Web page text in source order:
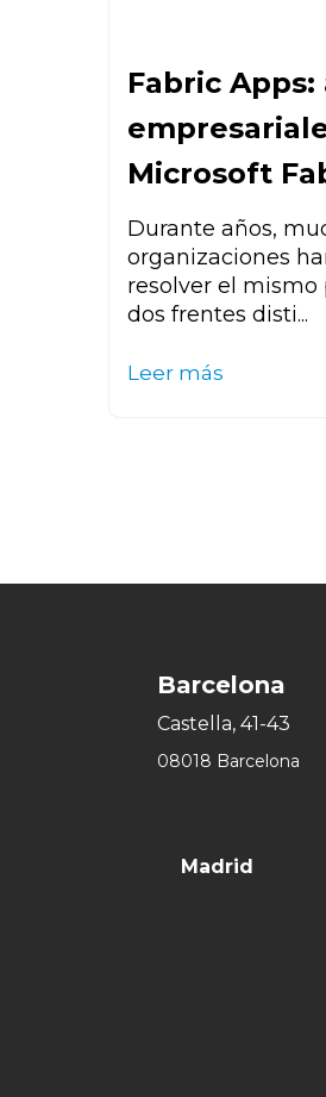
Fabric
Microsoft
Durante años,
organizaciones
resolver el
dos frentes disti...
Leer más
Barcelona
Castella, 41-43
08018 Barcelona
Madrid